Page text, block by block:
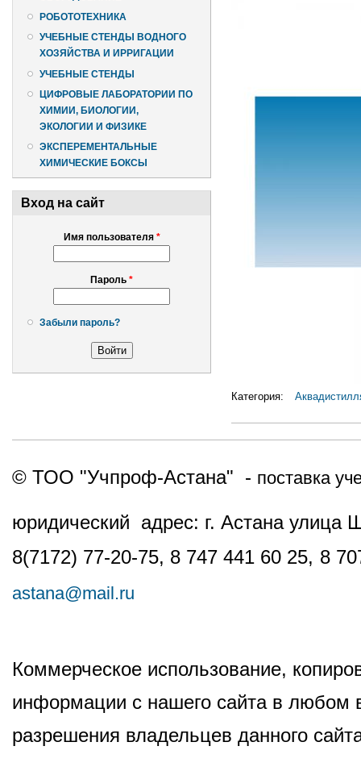
РОБОТОТЕХНИКА
УЧЕБНЫЕ СТЕНДЫ ВОДНОГО
ХОЗЯЙСТВА И ИРРИГАЦИИ
УЧЕБНЫЕ СТЕНДЫ
ЦИФРОВЫЕ ЛАБОРАТОРИИ ПО
ХИМИИ, БИОЛОГИИ,
ЭКОЛОГИИ И ФИЗИКЕ
ЭКСПЕРЕМЕНТАЛЬНЫЕ
ХИМИЧЕСКИЕ БОКСЫ
Вход на сайт
Имя пользователя *
Пароль *
Забыли пароль?
Категория:
© ТОО "Учпроф-Астана" - поставка
юридический адрес: г. Астана
8(7172) 77-20-75, 8 747 441 60 25, 8
astana@mail.ru
Коммерческое использование,
информации с нашего сайта в любом
разрешения владельцев данного